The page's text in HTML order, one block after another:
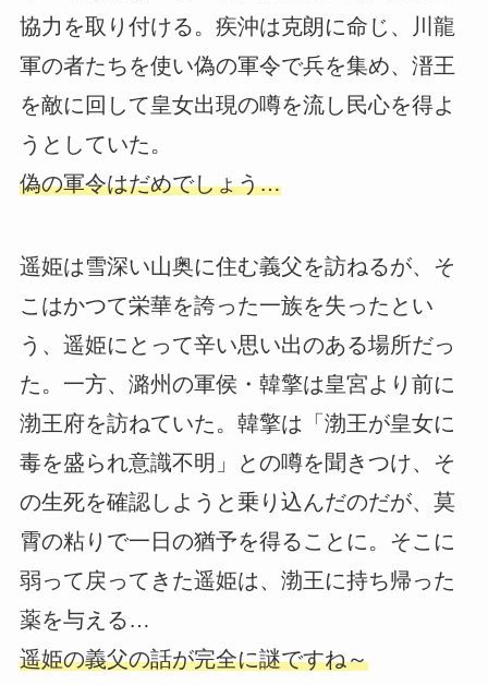
協力を取り付ける。疾沖は克朗に命じ、川龍
軍の者たちを使い偽の軍令で兵を集め、溍王
を敵に回して皇女出現の噂を流し民心を得よ
うとしていた。
偽の軍令はだめでしょう…
遥姫は雪深い山奥に住む義父を訪ねるが、そ
こはかつて栄華を誇った一族を失ったとい
う、遥姫にとって辛い思い出のある場所だっ
た。一方、潞州の軍侯・韓擎は皇宮より前に
渤王府を訪ねていた。韓擎は「渤王が皇女に
毒を盛られ意識不明」との噂を聞きつけ、そ
の生死を確認しようと乗り込んだのだが、莫
霄の粘りで一日の猶予を得ることに。そこに
弱って戻ってきた遥姫は、渤王に持ち帰った
薬を与える…
遥姫の義父の話が完全に謎ですね～